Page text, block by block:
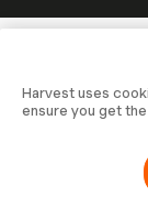
Harvest uses
ensure you get